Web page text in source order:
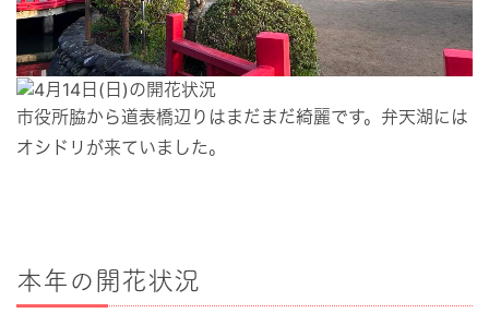
市役所脇から道表橋辺りはまだまだ綺麗です。弁天湖には
オシドリが来ていました。
本年の開花状況